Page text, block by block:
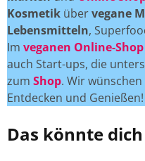
Kosmetik übervegane
Lebensmitteln,
Im veganen Online-Shop
auch Start-ups, die
zum Shop. Wir
Entdecken und Genießen!
Das könnte